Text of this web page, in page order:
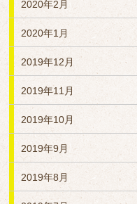
2020年2月
2020年1月
2019年12月
2019年11月
2019年10月
2019年9月
2019年8月